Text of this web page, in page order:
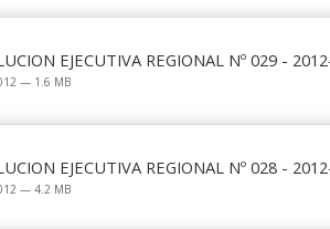
EJECUTIVA REGIONAL Nº 029 -
— 1.6 MB
EJECUTIVA REGIONAL Nº 028 -
— 4.2 MB